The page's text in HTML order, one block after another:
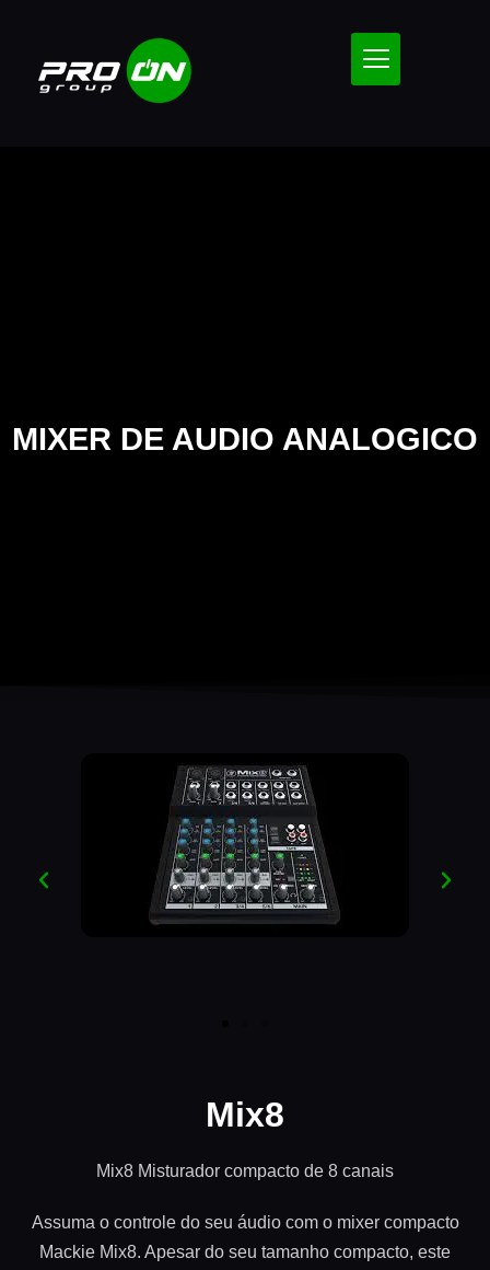
MIXER DE AUDIO ANALOGICO
Mix8
Mix8 Misturador compacto de 8 canais
Assuma o controle do seu áudio com o mixer compacto
Mackie Mix8. Apesar do seu tamanho compacto, este